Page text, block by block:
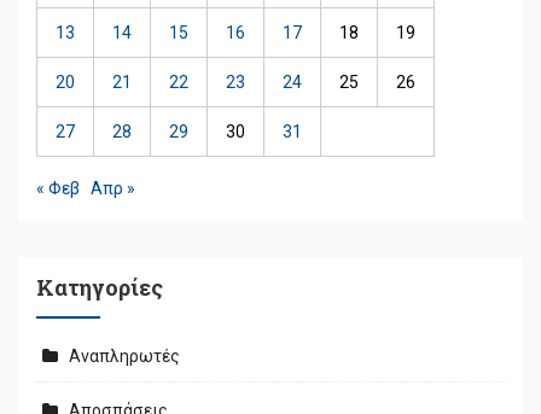
13 14 15 16 17 18 19
20 21 22 23 24 25 26
27 28 29 30 31
« Φεβ Απρ »
Kατηγορίες
Αναπληρωτές